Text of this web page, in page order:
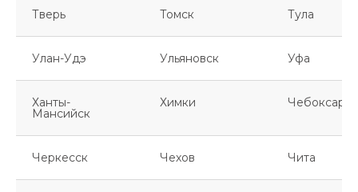
Тверь Томск Тула
Улан-Удэ Ульяновск Уфа
Ханты-
Мансийск
Химки Чебоксары
Черкесск Чехов Чита